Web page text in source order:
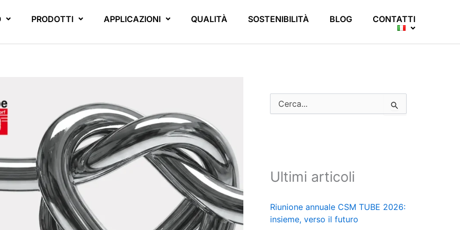
PRODOTTI APPLICAZIONI QUALITÀ SOSTENIBILITÀ BLOG CONTATTI
e
Ultimi articoli
Riunione annuale CSM TUBE 2026:
insieme, verso il futuro